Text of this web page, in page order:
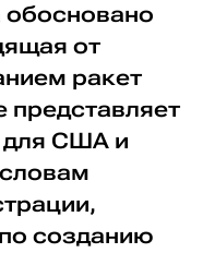
от
ракет
представляет
для США и
созданию